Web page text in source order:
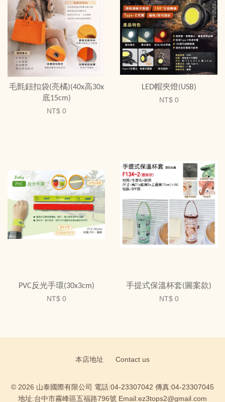
毛氈鈕扣袋(亮橘)(40x高30x
底15cm)
NT$ 0
LED帽夾燈(USB)
NT$ 0
PVC反光手環(30x3cm)
NT$ 0
手提式保溫杯套(圖案款)
NT$ 0
本店地址 Contact us
© 2026 山泰國際有限公司 電話:04-23307042 傳真:04-23307045
地址:台中市霧峰區五福路796號 Email:ez3tops2@gmail.com